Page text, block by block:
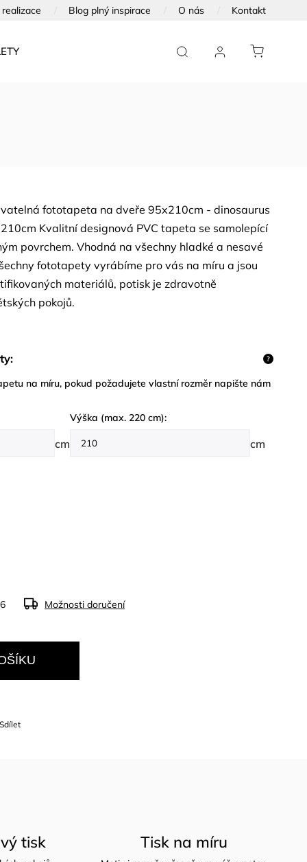
Blog plný inspirace O nás Kontakt
FOTOTAPETY NA DVEŘE FOTOOBRAZY
fototapeta na dveře 95x210cm - dinosaurus
Kvalitní designová PVC tapeta se samolepící
povrchem. Vhodná na všechny hladké a nesavé
fototapety vyrábíme pro vás na míru a jsou
materiálů, potisk je zdravotně
pokojů.
?
na míru, pokud požadujete vlastní rozměr napište nám
cm
Výška (max. 220 cm):
cm
Možnosti doručení
Sdílet
tisk Tisk na míru